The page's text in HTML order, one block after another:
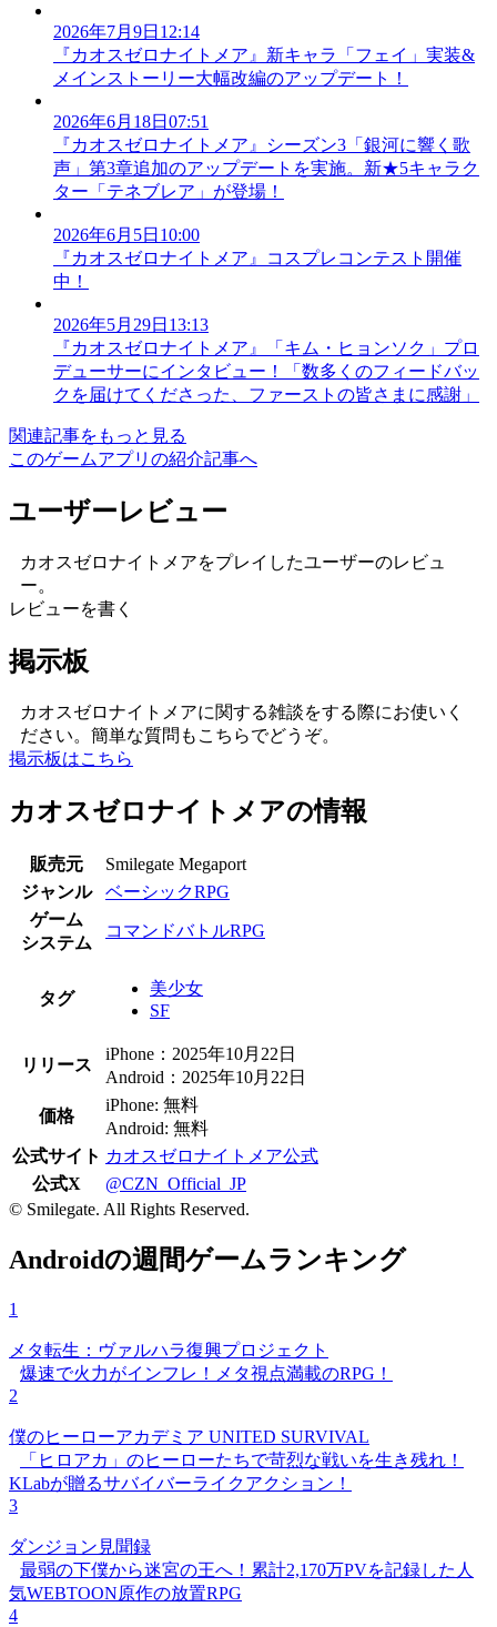
2026年7月9日12:14
『カオスゼロナイトメア』新キャラ「フェイ」実装&
メインストーリー大幅改編のアップデート！
2026年6月18日07:51
『カオスゼロナイトメア』シーズン3「銀河に響く歌
声」第3章追加のアップデートを実施。新★5キャラク
ター「テネブレア」が登場！
2026年6月5日10:00
『カオスゼロナイトメア』コスプレコンテスト開催
中！
2026年5月29日13:13
『カオスゼロナイトメア』「キム・ヒョンソク」プロ
デューサーにインタビュー！「数多くのフィードバッ
クを届けてくださった、ファーストの皆さまに感謝」
関連記事をもっと見る
このゲームアプリの紹介記事へ
ユーザーレビュー
カオスゼロナイトメアをプレイしたユーザーのレビュ
ー。
レビューを書く
掲示板
カオスゼロナイトメアに関する雑談をする際にお使いく
ださい。簡単な質問もこちらでどうぞ。
掲示板はこちら
カオスゼロナイトメアの情報
販売元
Smilegate Megaport
ジャンル
ベーシックRPG
ゲーム
システム
コマンドバトルRPG
タグ
美少女
SF
リリース
iPhone：2025年10月22日
Android：2025年10月22日
価格
iPhone: 無料
Android: 無料
公式サイト カオスゼロナイトメア公式
公式X
@CZN_Official_JP
© Smilegate. All Rights Reserved.
Androidの週間ゲームランキング
1
メタ転生：ヴァルハラ復興プロジェクト
爆速で火力がインフレ！メタ視点満載のRPG！
2
僕のヒーローアカデミア UNITED SURVIVAL
「ヒロアカ」のヒーローたちで苛烈な戦いを生き残れ！
KLabが贈るサバイバーライクアクション！
3
ダンジョン見聞録
最弱の下僕から迷宮の王へ！累計2,170万PVを記録した人
気WEBTOON原作の放置RPG
4